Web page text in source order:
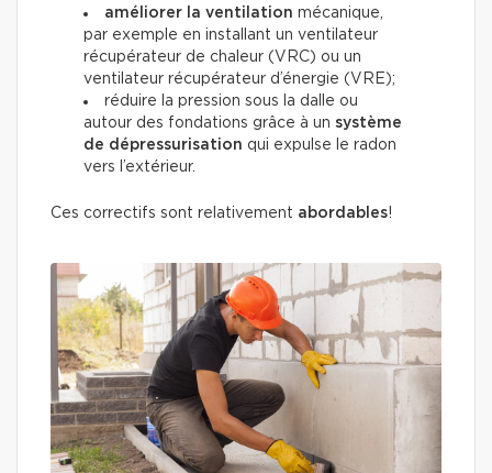
améliorer la ventilation mécanique,
par exemple en installant un ventilateur
récupérateur de chaleur (VRC) ou un
ventilateur récupérateur d’énergie (VRE);
réduire la pression sous la dalle ou
autour des fondations grâce à un système
de dépressurisation qui expulse le radon
vers l’extérieur.
Ces correctifs sont relativement abordables!